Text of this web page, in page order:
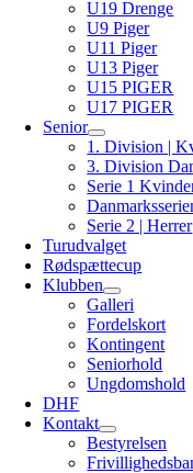
U19 Drenge
U9 Piger
U11 Piger
U13 Piger
U15 PIGER
U17 PIGER
Senior
1. Division |
3. Division
Serie 1
Serie 2 | Herrer
Turudvalget
Rødspættecup
Klubben
Galleri
Fordelskort
Kontingent
Seniorhold
Ungdomshold
DHF
Kontakt
Bestyrelsen